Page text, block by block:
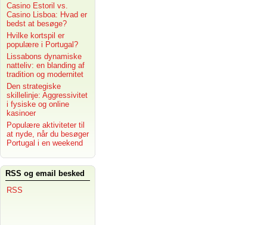
Casino Estoril vs.
Casino Lisboa: Hvad er
bedst at besøge?
Hvilke kortspil er
populære i Portugal?
Lissabons dynamiske
natteliv: en blanding af
tradition og modernitet
Den strategiske
skillelinje: Aggressivitet
i fysiske og online
kasinoer
Populære aktiviteter til
at nyde, når du besøger
Portugal i en weekend
RSS og email besked
RSS